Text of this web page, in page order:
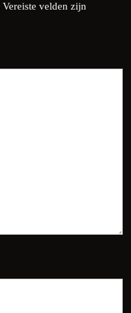
Vereiste velden zijn